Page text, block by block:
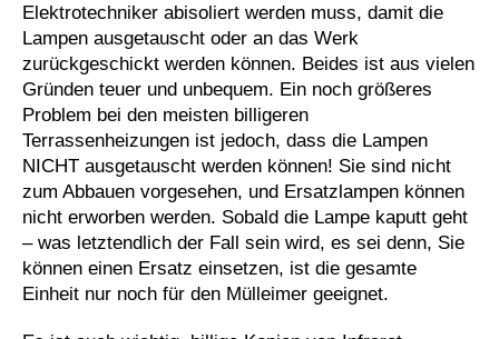
Elektrotechniker abisoliert werden muss, damit die
Lampen ausgetauscht oder an das Werk
zurückgeschickt werden können. Beides ist aus vielen
Gründen teuer und unbequem. Ein noch größeres
Problem bei den meisten billigeren
Terrassenheizungen ist jedoch, dass die Lampen
NICHT ausgetauscht werden können! Sie sind nicht
zum Abbauen vorgesehen, und Ersatzlampen können
nicht erworben werden. Sobald die Lampe kaputt geht
– was letztendlich der Fall sein wird, es sei denn, Sie
können einen Ersatz einsetzen, ist die gesamte
Einheit nur noch für den Mülleimer geeignet.